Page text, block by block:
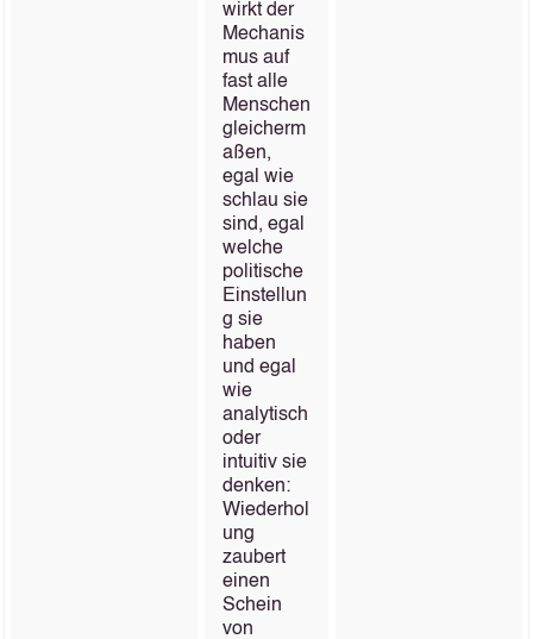
wirkt der
Mechanis
mus auf
fast alle
Menschen
gleicherm
aßen,
egal wie
schlau sie
sind, egal
welche
politische
Einstellun
g sie
haben
und egal
wie
analytisch
oder
intuitiv sie
denken:
Wiederhol
ung
zaubert
einen
Schein
von